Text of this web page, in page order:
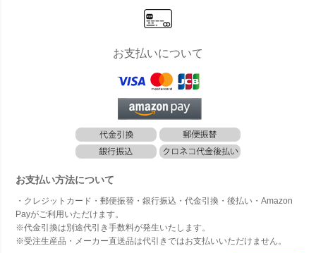
お支払いについて
お支払い方法について
・クレジットカード・郵便振替・銀行振込・代金引換・後払い・Amazon
Payがご利用いただけます。
※代金引換は別途代引き手数料が発生いたします。
※受注生産品・メーカー直送品は代引きではお支払いいただけません。